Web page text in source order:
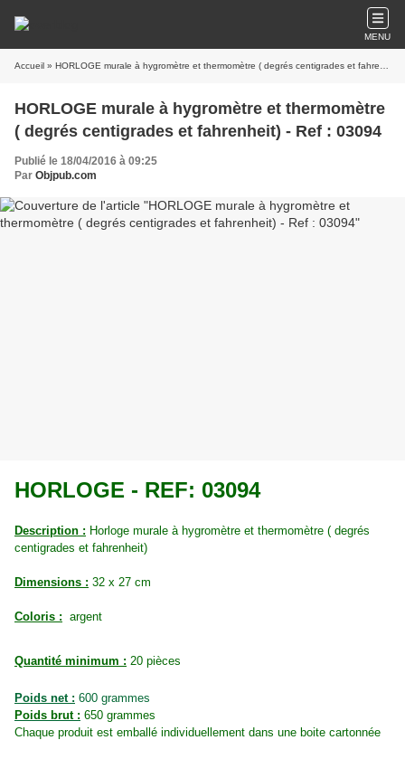
MENU
Accueil » HORLOGE murale à hygromètre et thermomètre ( degrés centigrades et fahrenheit) - Ref : 03094
HORLOGE murale à hygromètre et thermomètre
( degrés centigrades et fahrenheit) - Ref : 03094
Publié le 18/04/2016 à 09:25
Par Objpub.com
HORLOGE - REF: 03094
Description : Horloge murale à hygromètre et thermomètre ( degrés
centigrades et fahrenheit)
Dimensions : 32 x 27 cm
Coloris : argent
Quantité minimum : 20 pièces
Poids net : 600 grammes
Poids brut : 650 grammes
Chaque produit est emballé individuellement dans une boite cartonnée